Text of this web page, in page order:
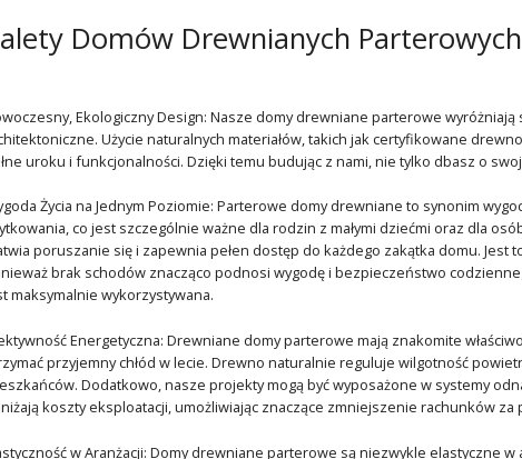
Domów Drewnianych Parterowych
Ekologiczny Design: Nasze domy drewniane parterowe
Użycie naturalnych materiałów, takich jak certyfikowane
uroku i funkcjonalności. Dzięki temu budując z nami, nie tylko dbasz o
Życia na Jednym Poziomie: Parterowe domy drewniane to synonim
co jest szczególnie ważne dla rodzin z małymi dziećmi oraz dla
poruszanie się i zapewnia pełen dostęp do każdego zakątka domu.
brak schodów znacząco podnosi wygodę i bezpieczeństwo
maksymalnie wykorzystywana.
Energetyczna: Drewniane domy parterowe mają znakomite
przyjemny chłód w lecie. Drewno naturalnie reguluje wilgotność
Dodatkowo, nasze projekty mogą być wyposażone w systemy
koszty eksploatacji, umożliwiając znaczące zmniejszenie rachunków za
w Aranżacji: Domy drewniane parterowe są niezwykle elastyczne